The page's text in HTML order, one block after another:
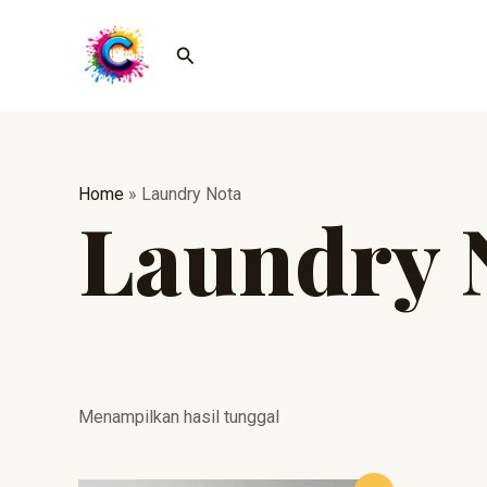
Cari
Home » Laundry Nota
Laundry
Menampilkan hasil tunggal